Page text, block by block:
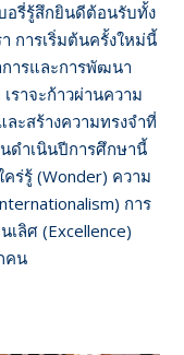
อรี่รู้สึกยินดีต้อนรับทั้ง
การเริ่มต้นครั้งใหม่นี้
ารและการพัฒนา
ราจะก้าวผ่านความ
ะสร้างความทรงจำที่
ดำเนินปีการศึกษานี้
ร่รู้ (Wonder) ความ
การ
ลิศ (Excellence)
คน